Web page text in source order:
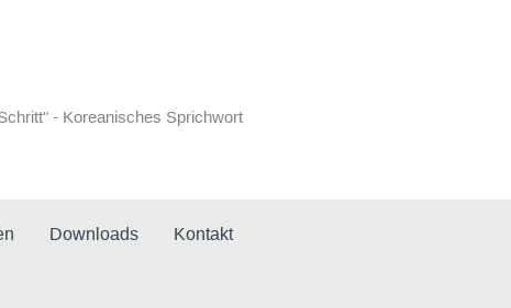
- Koreanisches Sprichwort
Downloads Kontakt